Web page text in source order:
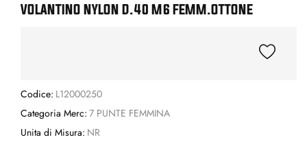
VOLANTINO NYLON D.40 M6 FEMM.OTTONE
Codice: L12000250
Categoria Merc: 7 PUNTE FEMMINA
Unita di Misura: NR